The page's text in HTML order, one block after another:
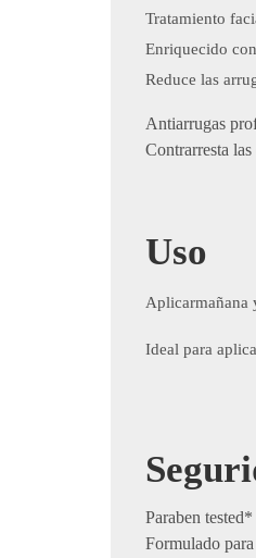
Tratamiento
​Enriquecido
Reduce las
​Antiarrugas
Contrarresta
Uso
Aplicarmañana
Ideal para
​Paraben tested*
Formulado